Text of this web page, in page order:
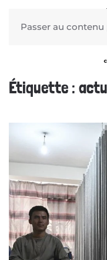
Passer au
Étiquette :